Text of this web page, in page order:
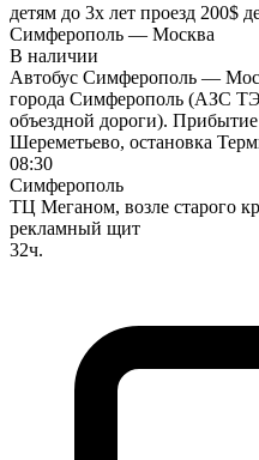
детям до 3х лет проезд 200$
Симферополь — Москва
В наличии
Автобус Симферополь —
города Симферополь (АЗС
объездной дороги).
Шереметьево, остановка
08:30
Симферополь
ТЦ Меганом, возле старого
рекламный щит
32ч.